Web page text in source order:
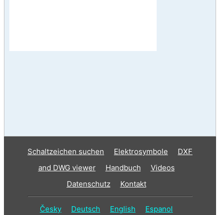
Schaltzeichen suchen Elektrosymbole
DXF
and DWG viewer
Handbuch
Videos
Datenschutz
Kontakt
Česky Deutsch English Espanol